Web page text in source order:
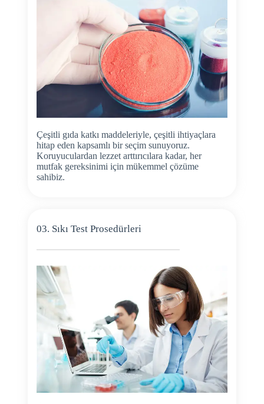
Çeşitli gıda katkı maddeleriyle, çeşitli ihtiyaçlara
hitap eden kapsamlı bir seçim sunuyoruz.
Koruyuculardan lezzet arttırıcılara kadar, her
mutfak gereksinimi için mükemmel çözüme
sahibiz.
03. Sıkı Test Prosedürleri